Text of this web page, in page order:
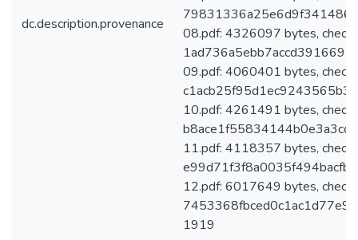
dc.description.provenance
08.pdf: 4326097 bytes,
09.pdf: 4060401 bytes,
10.pdf: 4261491 bytes,
11.pdf: 4118357 bytes,
12.pdf: 6017649 bytes,
1919